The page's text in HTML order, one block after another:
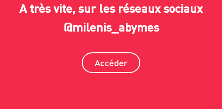
A très vite, sur les réseaux sociaux
@milenis_abymes
Accéder